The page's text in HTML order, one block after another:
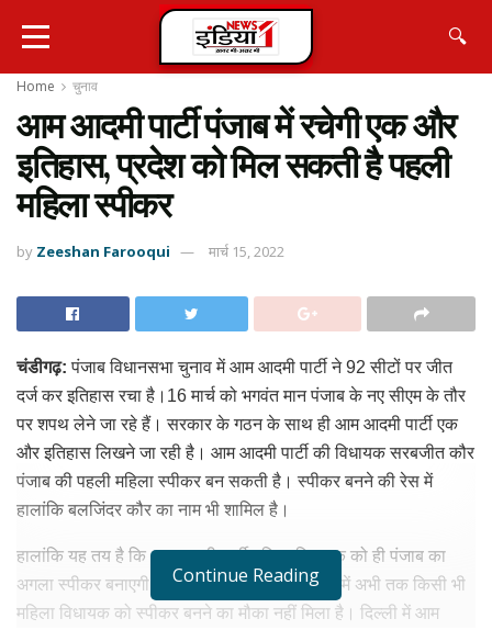
🔍
Home चुनाव
आम आदमी पार्टी पंजाब में रचेगी एक और
इतिहास, प्रदेश को मिल सकती है पहली
महिला स्पीकर
by Zeeshan Farooqui मार्च 15, 2022
चंडीगढ़: पंजाब विधानसभा चुनाव में आम आदमी पार्टी ने 92 सीटों पर जीत
दर्ज कर इतिहास रचा है।16 मार्च को भगवंत मान पंजाब के नए सीएम के तौर
पर शपथ लेने जा रहे हैं। सरकार के गठन के साथ ही आम आदमी पार्टी एक
और इतिहास लिखने जा रही है। आम आदमी पार्टी की विधायक सरबजीत कौर
पंजाब की पहली महिला स्पीकर बन सकती है। स्पीकर बनने की रेस में
हालांकि बलजिंदर कौर का नाम भी शामिल है।
हालांकि यह तय है कि आम आदमी पार्टी महिला विधायक को ही पंजाब का
अगला स्पीकर बनाएगी। पंजाब विधानसभा के इतिहास में अभी तक किसी भी
महिला विधायक को स्पीकर बनने का मौका नहीं मिला है। दिल्ली में आम
Continue Reading